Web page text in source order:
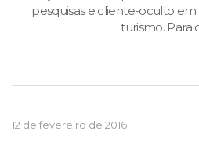
pesquisas e cliente-oculto
turismo. Para
12 de fevereiro de 2016